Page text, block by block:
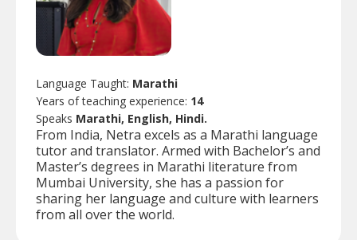
Language Taught: Marathi
Years of teaching experience: 14
Speaks Marathi, English, Hindi.
From India, Netra excels as a Marathi language
tutor and translator. Armed with Bachelor’s and
Master’s degrees in Marathi literature from
Mumbai University, she has a passion for
sharing her language and culture with learners
from all over the world.